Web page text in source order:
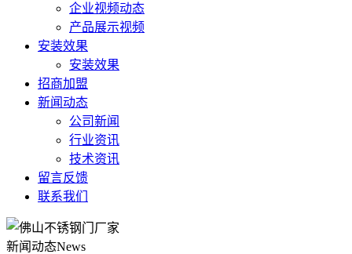
企业视频动态
产品展示视频
安装效果
安装效果
招商加盟
新闻动态
公司新闻
行业资讯
技术资讯
留言反馈
联系我们
新闻动态News